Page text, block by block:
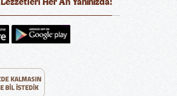
Lezzetleri Her An Yanınızda!